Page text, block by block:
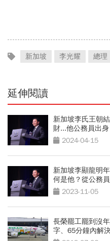
新加坡 李光耀 總理
延伸閱讀
新加坡李氏王朝
財...他公務員出
2024-04-15
新加坡李顯龍明
何是他？從公務
2023-11-05
長榮罷工罷到沒
字、65分鐘內解